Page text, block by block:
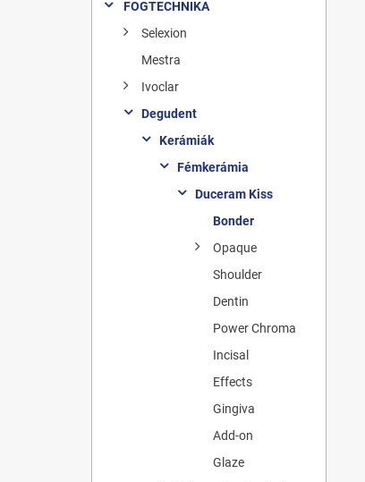
FOGTECHNIKA
Selexion
Mestra
Ivoclar
Degudent
Kerámiák
Fémkerámia
Duceram Kiss
Bonder
Opaque
Shoulder
Dentin
Power Chroma
Incisal
Effects
Gingiva
Add-on
Glaze